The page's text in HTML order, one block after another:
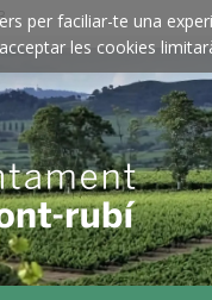
per faciliar-te una
les cookies